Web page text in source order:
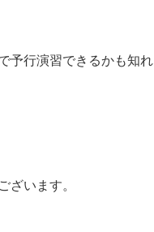
予行演習できるかも知れ
います。